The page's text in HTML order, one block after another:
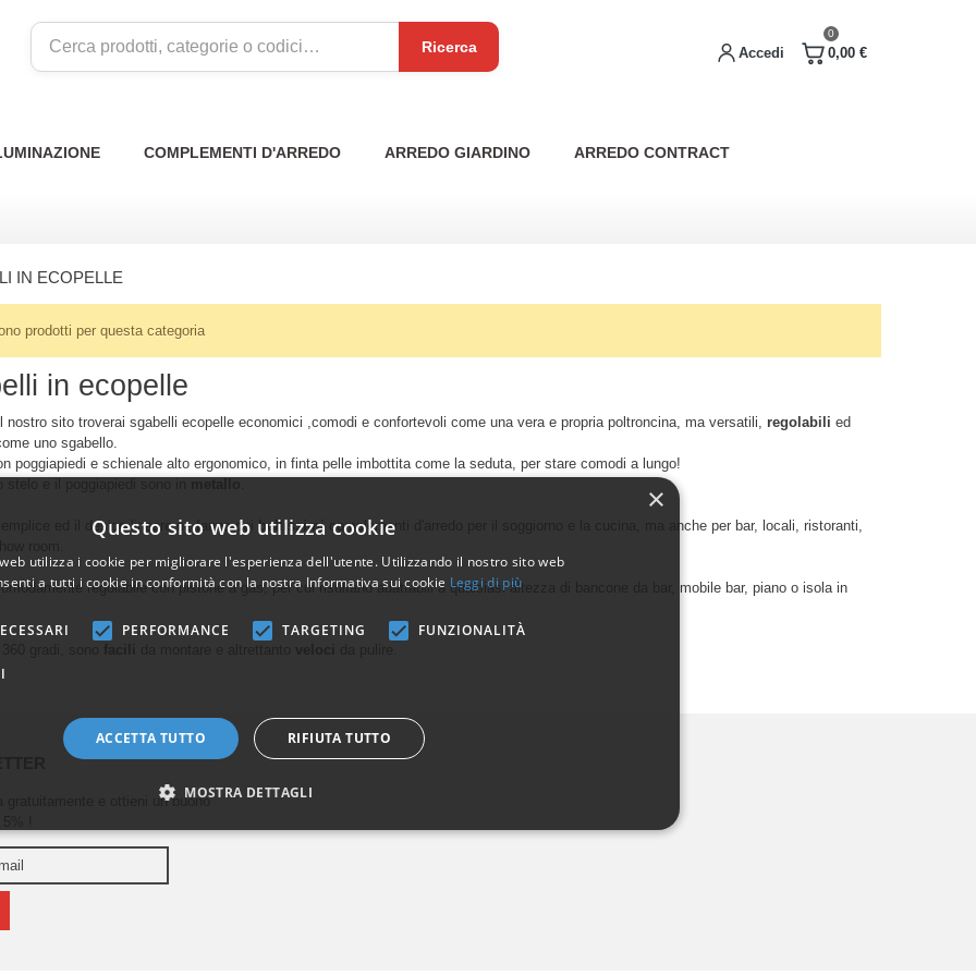
0
0,00 €
Accedi
Ricerca
COMPLEMENTI D'ARREDO ARREDO GIARDINO ARREDO CONTRACT
IN ECOPELLE
prodotti per questa categoria
in ecopelle
nostro sito troverai sgabelli ecopelle economici ,comodi e confortevoli come una vera e propria poltroncina, ma versatili, regolabili ed
uno sgabello.
poggiapiedi e schienale alto ergonomico, in finta pelle imbottita come la seduta, per stare comodi a lungo!
ed il design lineare ne fanno dei bellissimi complementi d'arredo per il soggiorno e la cucina, ma anche per bar, locali, ristoranti,
regolabile con pistone a gas, per cui risultano adattabili a qualsiasi altezza di bancone da bar, mobile bar, piano o isola in
gratuitamente e ottieni un buono
×
Questo sito web utilizza cookie
utilizza i cookie per migliorare l'esperienza dell'utente. Utilizzando il nostro sito web
a tutti i cookie in conformità con la nostra Informativa sui cookie Leggi di più
PERFORMANCE TARGETING FUNZIONALITÀ
ACCETTA TUTTO RIFIUTA TUTTO
MOSTRA DETTAGLI